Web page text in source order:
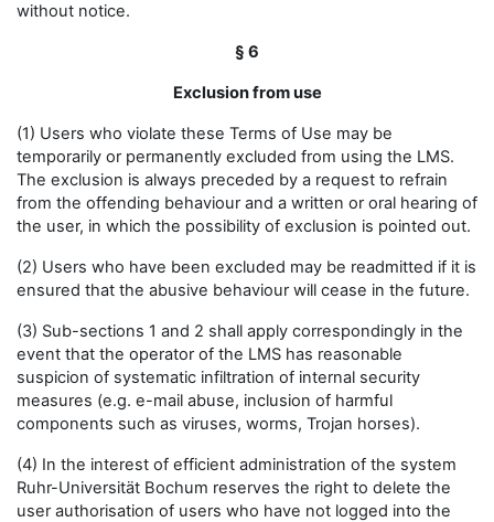
without notice.
§ 6
Exclusion from use
(1) Users who violate these Terms of Use may be
temporarily or permanently excluded from using the LMS.
The exclusion is always preceded by a request to refrain
from the offending behaviour and a written or oral hearing of
the user, in which the possibility of exclusion is pointed out.
(2) Users who have been excluded may be readmitted if it is
ensured that the abusive behaviour will cease in the future.
(3) Sub-sections 1 and 2 shall apply correspondingly in the
event that the operator of the LMS has reasonable
suspicion of systematic infiltration of internal security
measures (e.g. e-mail abuse, inclusion of harmful
components such as viruses, worms, Trojan horses).
(4) In the interest of efficient administration of the system
Ruhr-Universität Bochum reserves the right to delete the
user authorisation of users who have not logged into the